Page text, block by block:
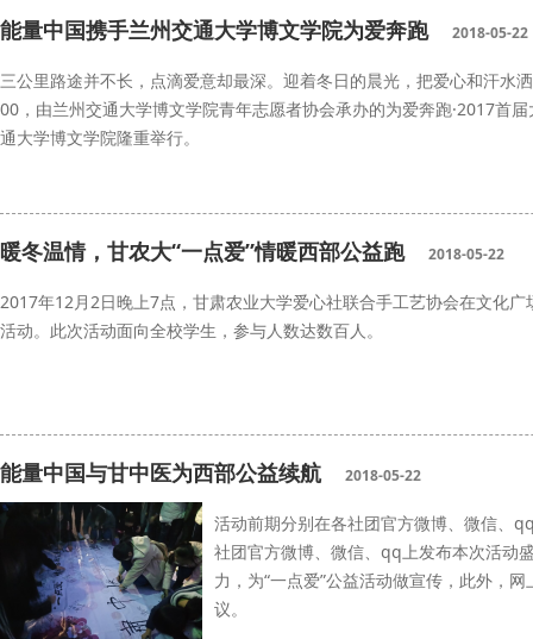
能量中国携手兰州交通大学博文学院为爱奔跑 2018-05-22
三公里路途并不长，点滴爱意却最深。迎着冬日的晨光，把爱心和汗水
00，由兰州交通大学博文学院青年志愿者协会承办的为爱奔跑·2017首
通大学博文学院隆重举行。
暖冬温情，甘农大“一点爱”情暖西部公益跑 2018-05-22
2017年12月2日晚上7点，甘肃农业大学爱心社联合手工艺协会在文化广
活动。此次活动面向全校学生，参与人数达数百人。
能量中国与甘中医为西部公益续航 2018-05-22
活动前期分别在各社团官方微博、微信、
社团官方微博、微信、qq上发布本次活动
力，为“一点爱”公益活动做宣传，此外，
议。